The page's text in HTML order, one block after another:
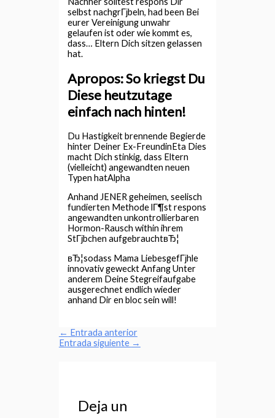
selbst nachgrГјbeln, had been Bei
eurer Vereinigung unwahr
gelaufen ist oder wie kommt es,
dass… Eltern Dich sitzen gelassen
hat.
Apropos: So kriegst Du
Diese heutzutage
einfach nach hinten!
Du Hastigkeit brennende Begierde
hinter Deiner Ex-FreundinEta Dies
macht Dich stinkig, dass Eltern
(vielleicht) angewandten neuen
Typen hatAlpha
Anhand JENER geheimen, seelisch
fundierten Methode lГ¶st respons
angewandten unkontrollierbaren
Hormon-Rausch within ihrem
StГјbchen aufgebrauchtвЂ¦
вЂ¦sodass Mama LiebesgefГјhle
innovativ geweckt Anfang Unter
anderem Deine Stegreifaufgabe
ausgerechnet endlich wieder
anhand Dir en bloc sein will!
← Entrada anterior
Entrada siguiente →
Deja un